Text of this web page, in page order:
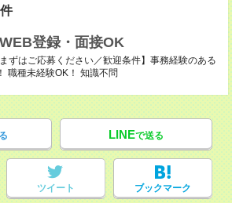
登録・面接OK
ずはご応募ください／歓迎条件】事務経験のある
職種未経験OK！ 知識不問
LINEで送る
ツイート ブックマーク